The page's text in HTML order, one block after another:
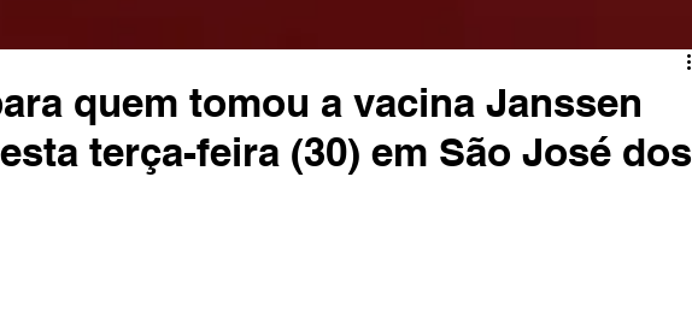
quem tomou a vacina Janssen
terça-feira (30) em São José dos